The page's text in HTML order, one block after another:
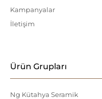
Kampanyalar
İletişim
Ürün Grupları
Ng Kütahya Seramik